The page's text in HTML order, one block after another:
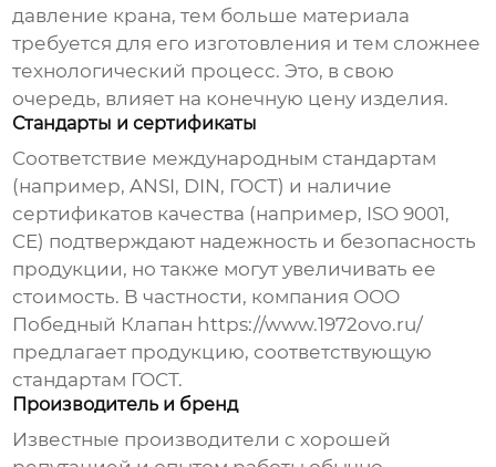
давление крана, тем больше материала
требуется для его изготовления и тем сложнее
технологический процесс. Это, в свою
очередь, влияет на конечную цену изделия.
Стандарты и сертификаты
Соответствие международным стандартам
(например, ANSI, DIN, ГОСТ) и наличие
сертификатов качества (например, ISO 9001,
CE) подтверждают надежность и безопасность
продукции, но также могут увеличивать ее
стоимость. В частности, компания ООО
Победный Клапан https://www.1972ovo.ru/
предлагает продукцию, соответствующую
стандартам ГОСТ.
Производитель и бренд
Известные производители с хорошей